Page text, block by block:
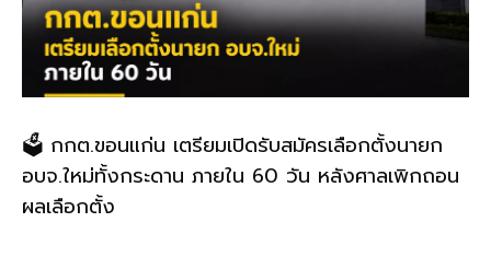
🗳️ กกต.ขอนแก่น เตรียมเปิดรับสมัครเลือกตั้งนายก
อบจ.ใหม่ทั้งกระดาน ภายใน 60 วัน หลังศาลเพิกถอน
ผลเลือกตั้ง